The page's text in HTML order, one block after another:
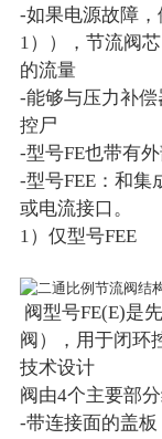
-如果电源故障
1）），节流阀
的流量
-能够与压力补
控尸
-型号FE也带有
-型号FEE：和
或电流接口。
1）仅型号FEE
阀型号FE(E)是
阀），用于闭环
技术设计
阀由4个主要部分
-带连接面的盖